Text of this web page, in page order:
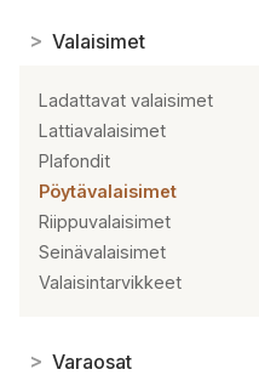
> Valaisimet
Ladattavat valaisimet
Lattiavalaisimet
Plafondit
Pöytävalaisimet
Riippuvalaisimet
Seinävalaisimet
Valaisintarvikkeet
> Varaosat